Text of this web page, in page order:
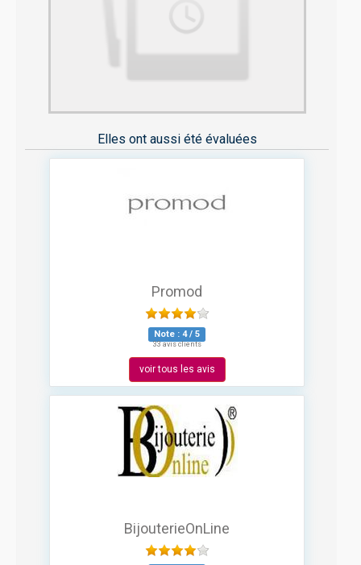
Elles ont aussi été évaluées
Promod
Note : 4/ 5
33 avis clients
voir tous les avis
BijouterieOnLine